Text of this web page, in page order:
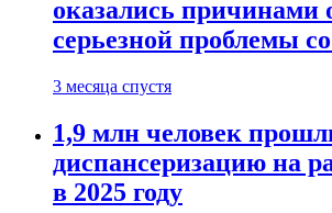
оказались причинами
серьезной проблемы
3 месяца спустя
1,9 млн человек
диспансеризацию на
в 2025 году